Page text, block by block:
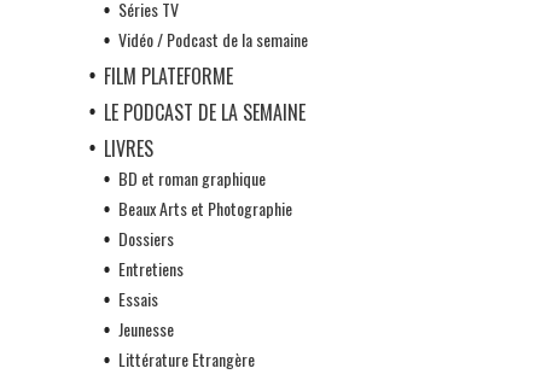
Séries TV
Vidéo / Podcast de la semaine
FILM PLATEFORME
LE PODCAST DE LA SEMAINE
LIVRES
BD et roman graphique
Beaux Arts et Photographie
Dossiers
Entretiens
Essais
Jeunesse
Littérature Etrangère